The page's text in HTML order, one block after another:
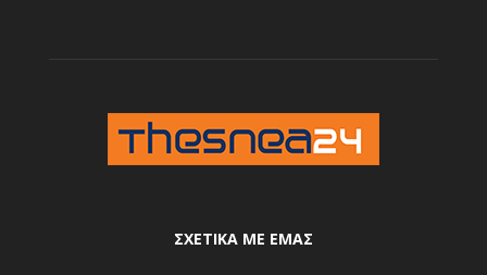
ΣΧΕΤΙΚΆ ΜΕ ΕΜΆΣ